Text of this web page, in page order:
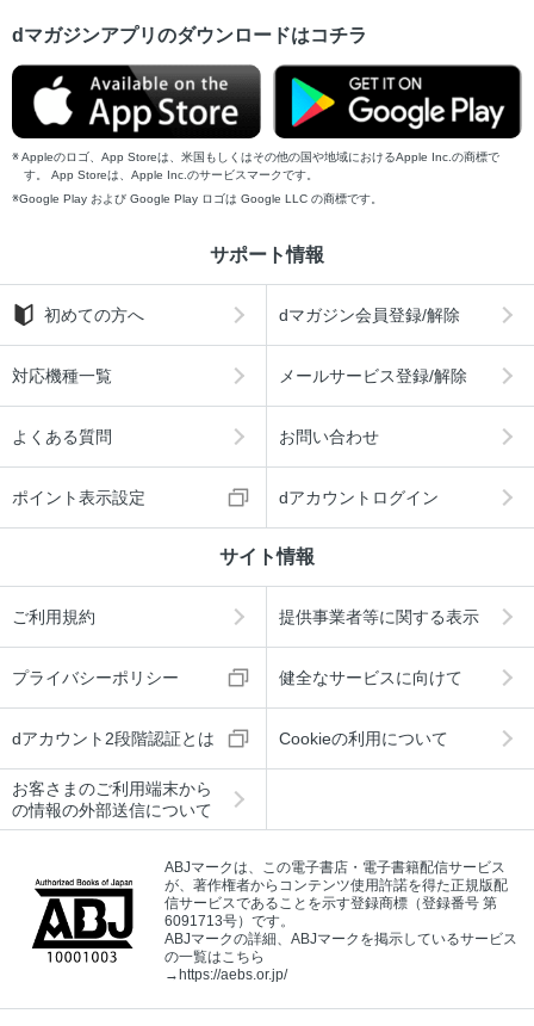
dマガジンアプリのダウンロードはコチラ
Appleのロゴ、App Storeは、米国もしくはその他の国や地域におけるApple Inc.の商標で
す。 App Storeは、Apple Inc.のサービスマークです。
Google Play および Google Play ロゴは Google LLC の商標です。
サポート情報
初めての方へ dマガジン会員登録/解除
対応機種一覧 メールサービス登録/解除
よくある質問 お問い合わせ
ポイント表示設定 dアカウントログイン
サイト情報
ご利用規約 提供事業者等に関する表示
プライバシーポリシー 健全なサービスに向けて
dアカウント2段階認証とは Cookieの利用について
お客さまのご利用端末から
の情報の外部送信について
ABJマークは、この電子書店・電子書籍配信サービス
が、著作権者からコンテンツ使用許諾を得た正規版配
信サービスであることを示す登録商標（登録番号 第
6091713号）です。
ABJマークの詳細、ABJマークを掲示しているサービス
の一覧はこちら
→https://aebs.or.jp/